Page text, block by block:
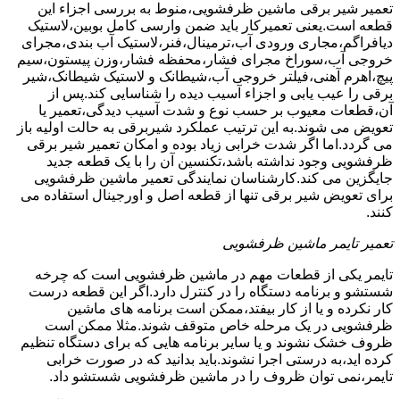
تعمیر شیر برقی ماشین ظرفشویی،منوط به بررسی اجزاء این
قطعه است.یعنی تعمیرکار باید ضمن وارسی کامل بوبین،لاستیک
دیافراگم،مجاری ورودی آب،ترمینال،فنر،لاستیک آب بندی،مجرای
خروجی آب،سوراخ مجرای فشار،محفظه فشار،وزن پیستون،سیم
پیچ،اهرم آهنی،فیلتر خروجی آب،شیطانک و لاستیک شیطانک،شیر
برقی را عیب یابی و اجزاء آسیب دیده را شناسایی کند.پس از
آن،قطعات معیوب بر حسب نوع و شدت آسیب دیدگی،تعمیر یا
تعویض می شوند.به این ترتیب عملکرد شیربرقی به حالت اولیه باز
می گردد.اما اگر شدت خرابی زیاد بوده و امکان تعمیر شیر برقی
ظرفشویی وجود نداشته باشد،تکنسین آن را با یک قطعه جدید
جایگزین می کند.کارشناسان نمایندگی تعمیر ماشین ظرفشویی
برای تعویض شیر برقی تنها از قطعه اصل و اورجینال استفاده می
کنند.
تعمیر تایمر ماشین ظرفشویی
تایمر یکی از قطعات مهم در ماشین ظرفشویی است که چرخه
شستشو و برنامه دستگاه را در کنترل دارد.اگر این قطعه درست
کار نکرده و یا از کار بیفتد،ممکن است برنامه های ماشین
ظرفشویی در یک مرحله خاص متوقف شوند.مثلا ممکن است
ظروف خشک نشوند و یا سایر برنامه هایی که برای دستگاه تنظیم
کرده اید،به درستی اجرا نشوند.باید بدانید که در صورت خرابی
تایمر،نمی توان ظروف را در ماشین ظرفشویی شستشو داد.